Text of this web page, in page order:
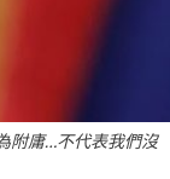
附庸…不代表我們沒